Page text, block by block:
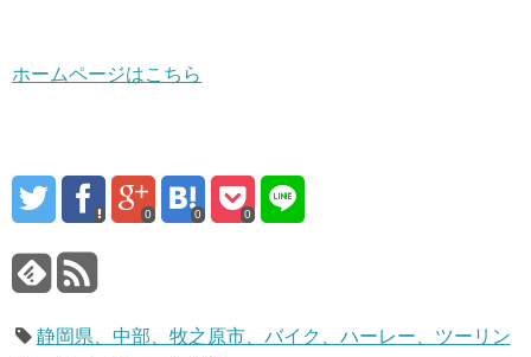
ホームページはこちら
0 0 0
静岡県、中部、牧之原市、バイク、ハーレー、ツーリン